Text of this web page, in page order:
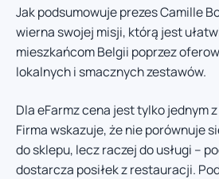
Jak podsumowuje prezes Camille
wierna swojej misji, którą jest
mieszkańcom Belgii poprzez
lokalnych i smacznych zestawów.
Dla eFarmz cena jest tylko jednym
Firma wskazuje, że nie porównuje
do sklepu, lecz raczej do usługi –
dostarcza posiłek z restauracji.